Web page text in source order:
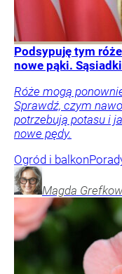
Podsypuję tym
nowe pąki.
Róże mogą
Sprawdź, czym
potrzebują potasu i
nowe pędy.
Ogród i balkon
Magda